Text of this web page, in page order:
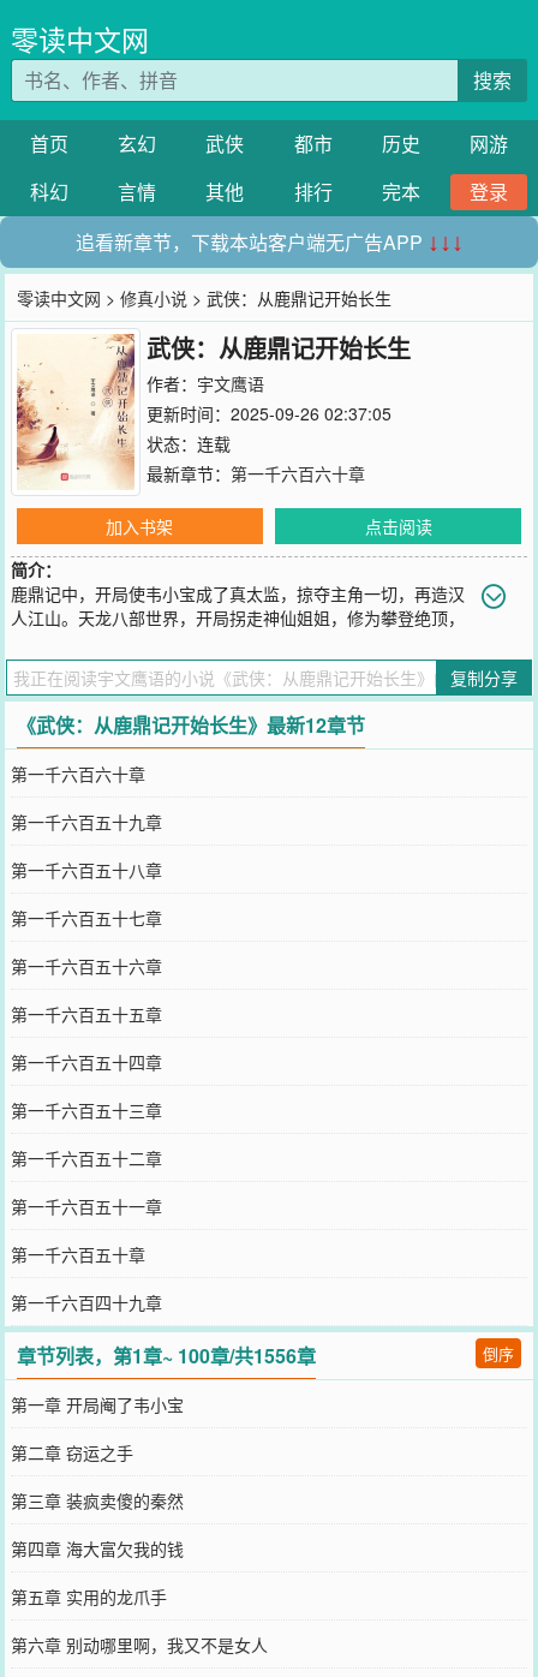
零读中文网
搜索
首页 玄幻 武侠 都市 历史
网游
科幻
言情 其他 排行 完本
登录
追看新章节，下载本站客户端无广告APP ↓↓↓
零读中文网 >修真小说 > 武侠：从鹿鼎记开始长生
武侠：从鹿鼎记开始长生
作者： 宇文鹰语
更新时间：2025-09-26 02:37:05
状态：连载
最新章节： 第一千六百六十章
加入书架
点击阅读
简介：
鹿鼎记中，开局使韦小宝成了真太监，掠夺主角一切，再造汉
人江山。天龙八部世界，开局拐走神仙姐姐，修为攀登绝顶，
上，低武，中武，高武，仙侠，西游，洪荒...诸天万界，唯吾称尊。
这是一个由武入道，最终长生不老的故事。（本书重在回味，各种经
典武侠，带书友领略老片的魅力。）
您要是觉得《武侠：从鹿鼎记开始长生》还不错的话请不要忘记向您
QQ群和微博微信里的朋友推荐哦！
复制分享
《武侠：从鹿鼎记开始长生》最新12章节
第一千六百六十章
第一千六百五十九章
第一千六百五十八章
第一千六百五十七章
第一千六百五十六章
第一千六百五十五章
第一千六百五十四章
第一千六百五十三章
第一千六百五十二章
第一千六百五十一章
第一千六百五十章
第一千六百四十九章
章节列表，第1章~ 100章/共1556章 倒序
第一章 开局阉了韦小宝
第二章 窃运之手
第三章 装疯卖傻的秦然
第四章 海大富欠我的钱
第五章 实用的龙爪手
第六章 别动哪里啊，我又不是女人